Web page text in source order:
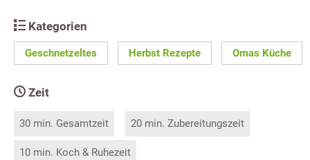
Kategorien
Geschnetzeltes Herbst Rezepte Omas Küche
Zeit
30 min. Gesamtzeit 20 min. Zubereitungszeit
10 min. Koch & Ruhezeit